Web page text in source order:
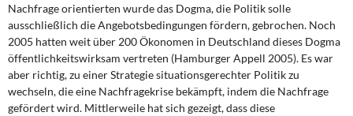
Über mich
Kontakt
Nachfrage orientierten wurde das Dogma, die Politik solle
ausschließlich die Angebotsbedingungen fördern, gebrochen. Noch
2005 hatten weit über 200 Ökonomen in Deutschland dieses Dogma
öffentlichkeitswirksam vertreten (Hamburger Appell 2005). Es war
aber richtig, zu einer Strategie situationsgerechter Politik zu
wechseln, die eine Nachfragekrise bekämpft, indem die Nachfrage
gefördert wird. Mittlerweile hat sich gezeigt, dass diese